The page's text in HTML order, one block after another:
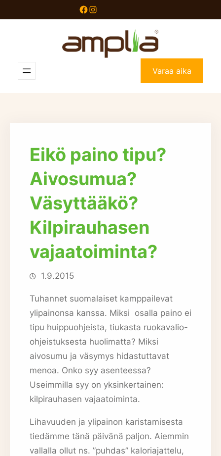
sisältöön
Facebook
Instagram
Varaa aika
Eikö paino tipu?
Aivosumua?
Väsyttääkö?
Kilpirauhasen
vajaatoiminta?
1.9.2015
Tuhannet suomalaiset kamppailevat
ylipainonsa kanssa. Miksi osalla paino ei
tipu huippuohjeista, tiukasta ruokavalio-
ohjeistuksesta huolimatta? Miksi
aivosumu ja väsymys hidastuttavat
menoa. Onko syy asenteessa?
Useimmilla syy on yksinkertainen:
kilpirauhasen vajaatoiminta.
Lihavuuden ja ylipainon karistamisesta
tiedämme tänä päivänä paljon. Aiemmin
vallalla ollut ns. ”puhdas” kaloriajattelu,